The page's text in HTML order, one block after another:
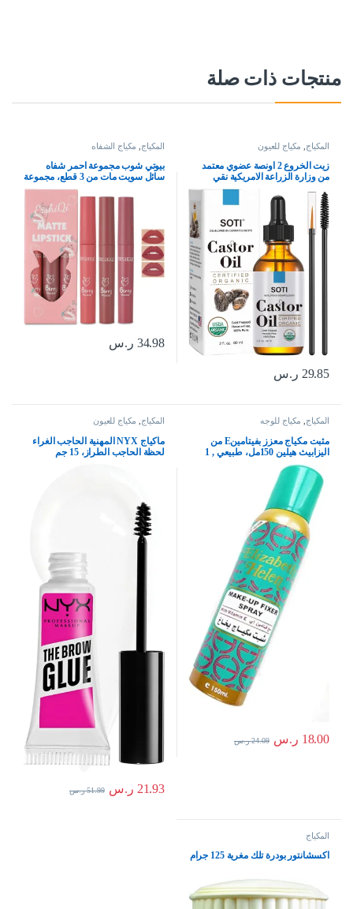
منتجات ذات صلة
المكياج مكياج للعيون
زيت الخروع 2 اونصة عضوي معتمد
من وزارة الزراعة الامريكية نقي
100% معصور على البارد خال
الهكسان سوتي. يحفز نمو الرموش
والحواجب والشعر ومرطب البشرة
60 مل
29.85 ر.س
المكياج مكياج الشفاه
بيوتي شوب مجموعة احمر شفاه
سائل سويت مات من 3 قطع، مجموعة
ملمع شفاه مقاوم للماء ويدوم طويلا
وغير لاصق، مجموعة مكياج شفاه
مخملية غير لامعة لطيفة للنساء (لون
34.98 ر.س
المكياج مكياج للوجه
مثبت مكياج معزز بفيتامينE من
اليزابيث هيلين 150مل، طبيعي , 1
18.00 ر.س 24.09 ر.س
المكياج مكياج للعيون
ماكياج NYX المهنية الحاجب الغراء
لحظة الحاجب الطراز، 15 جم
21.93 ر.س 51.99 ر.س
المكياج
اكسشانتور بودرة تلك مغرية 125 جرام